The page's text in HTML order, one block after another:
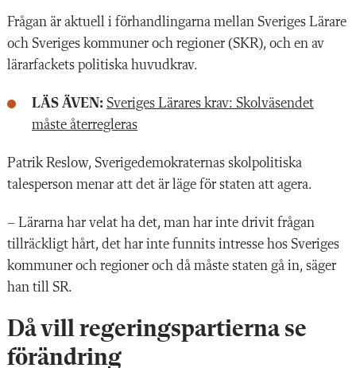
Frågan är aktuell i förhandlingarna mellan Sveriges Lärare
och Sveriges kommuner och regioner (SKR), och en av
lärarfackets politiska huvudkrav.
LÄS ÄVEN: Sveriges Lärares krav: Skolväsendet
måste återregleras
Patrik Reslow, Sverigedemokraternas skolpolitiska
talesperson menar att det är läge för staten att agera.
– Lärarna har velat ha det, man har inte drivit frågan
tillräckligt hårt, det har inte funnits intresse hos Sveriges
kommuner och regioner och då måste staten gå in, säger
han till SR.
Då vill regeringspartierna se
förändring